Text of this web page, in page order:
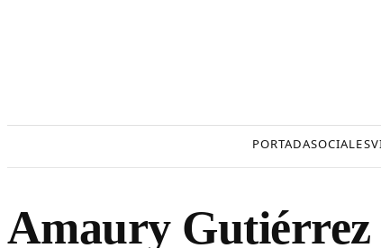
PORTADASOCIALES
Amaury Gutiérrez